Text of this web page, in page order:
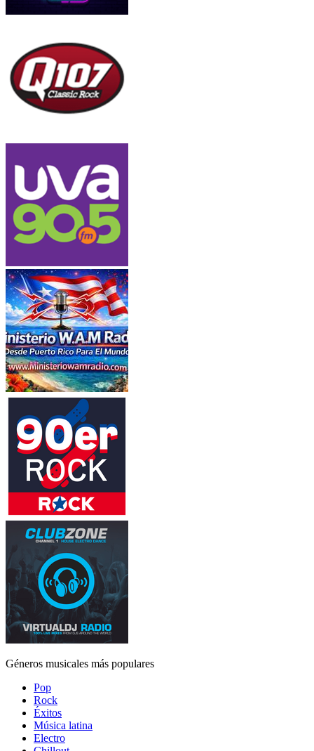
Géneros musicales más populares
Pop
Rock
Éxitos
Música latina
Electro